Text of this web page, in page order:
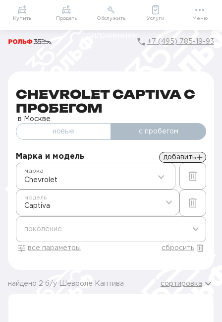
Приложение
Мой РОЛЬФ
Подарки внутри
+7 (495) 785-19-93
CHEVROLET CAPTIVA С
ПРОБЕГОМ
в Москве
новые с пробегом
Марка и модель добавить
Chevrolet
марка
Captiva
модель
поколение
все параметры сбросить
найдено 2 б/у Шевроле Каптива сортировка
Купить Продать Обслужить Услуги Меню